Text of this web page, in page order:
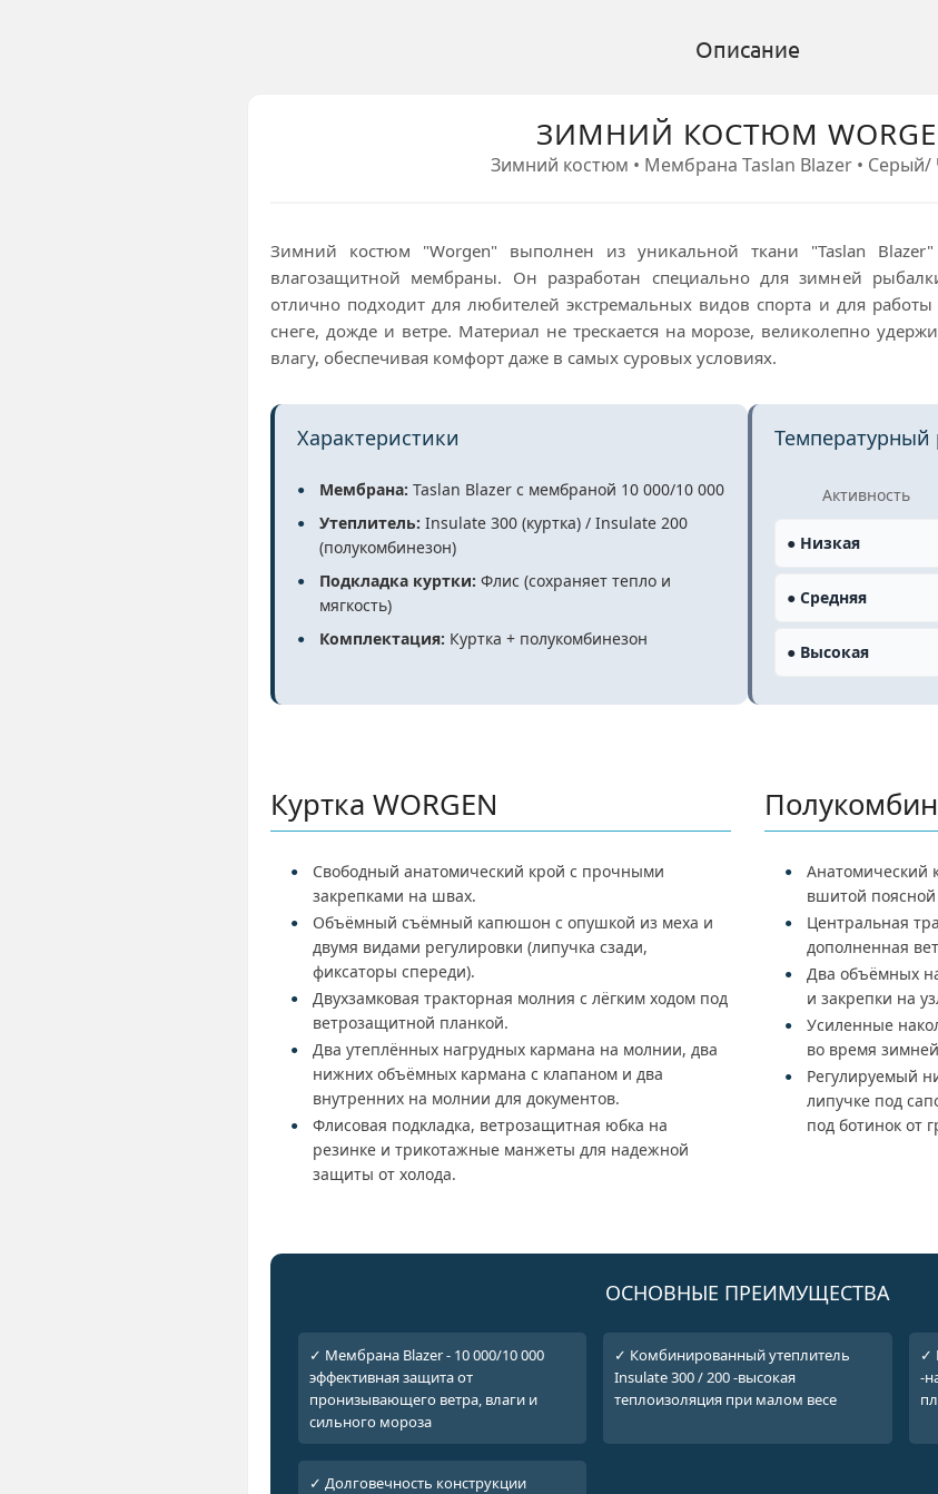
Описание
ЗИМНИЙ КОСТЮМ
Зимний костюм • Мембрана Taslan Blazer •
Зимний костюм "Worgen" выполнен из уникальной ткани "Taslan
влагозащитной мембраны. Он разработан специально для зимней
отлично подходит для любителей экстремальных видов спорта и для
снеге, дожде и ветре. Материал не трескается на морозе, великолепно
влагу, обеспечивая комфорт даже в самых суровых условиях.
Характеристики
Мембрана: Taslan Blazer с мембраной 10 000/10 000
Утеплитель: Insulate 300 (куртка) / Insulate 200
(полукомбинезон)
Подкладка куртки: Флис (сохраняет тепло и
мягкость)
Комплектация: Куртка + полукомбинезон
Активность
● Низкая
● Средняя
● Высокая
Куртка WORGEN
Свободный анатомический крой с прочными
закрепками на швах.
Объёмный съёмный капюшон с опушкой из меха и
двумя видами регулировки (липучка сзади,
фиксаторы спереди).
Двухзамковая тракторная молния с лёгким ходом под
ветрозащитной планкой.
Два утеплённых нагрудных кармана на молнии, два
нижних объёмных кармана с клапаном и два
внутренних на молнии для документов.
Флисовая подкладка, ветрозащитная юбка на
резинке и трикотажные манжеты для надежной
защиты от холода.
Анатомический
вшитой
Центральная
дополненная
Два объёмных
и закрепки на
Усиленные
во время
Регулируемый
липучке под
под ботинок от
ОСНОВНЫЕ ПРЕИМУЩЕСТВА
✓ Мембрана Blazer - 10 000/10 000
эффективная защита от
пронизывающего ветра, влаги и
сильного мороза
✓ Комбинированный утеплитель
Insulate 300 / 200 -высокая
теплоизоляция при малом весе
✓
-
✓ Долговечность конструкции